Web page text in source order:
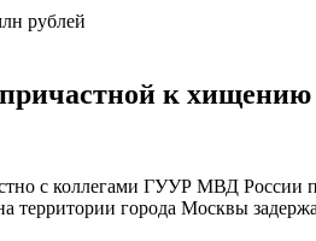
к хищению
с коллегами ГУУР МВД
территории города Москвы